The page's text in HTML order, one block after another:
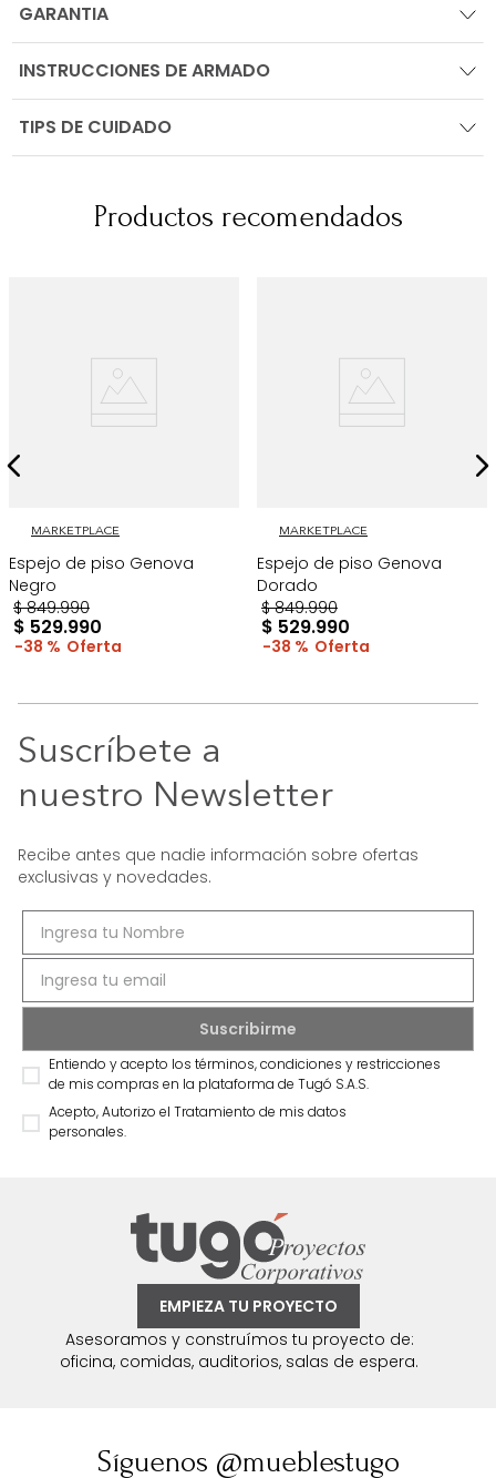
GARANTIA
INSTRUCCIONES DE ARMADO
TIPS DE CUIDADO
Productos recomendados
MARKETPLACE
Espejo de piso Genova
Negro
$ 849.990
$ 529.990
38 %
MARKETPLACE
Espejo de piso Genova
Dorado
$ 849.990
$ 529.990
38 %
Suscríbete a
nuestro Newsletter
Recibe antes que nadie información sobre ofertas
exclusivas y novedades.
Entiendo y acepto los términos, condiciones y restricciones
de mis compras en la plataforma de Tugó S.A.S.
Acepto, Autorizo el Tratamiento de mis datos
personales.
EMPIEZA TU PROYECTO
Asesoramos y construímos tu proyecto de:
oficina, comidas, auditorios, salas de espera.
Síguenos @mueblestugo